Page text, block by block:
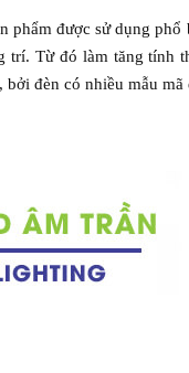
phẩm được sử dụng
trí. Từ đó làm tăng tính
đèn có nhiều mẫu mã